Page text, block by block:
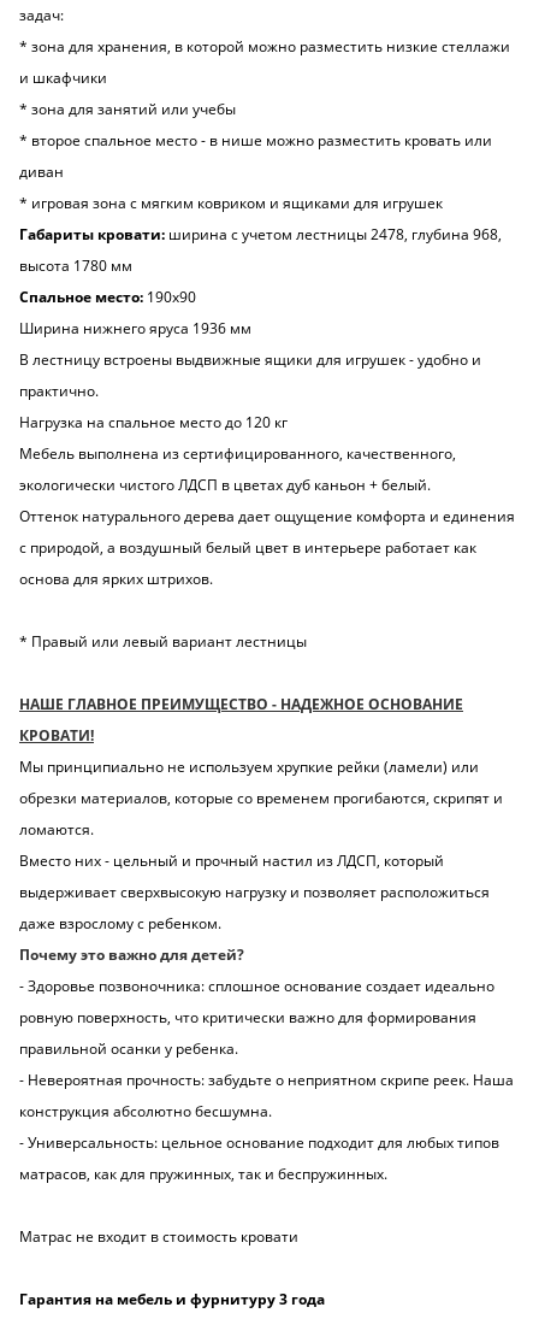
задач:
* зона для хранения, в которой можно разместить низкие стеллажи
и шкафчики
* зона для занятий или учебы
* второе спальное место - в нише можно разместить кровать или
диван
* игровая зона с мягким ковриком и ящиками для игрушек
Габариты кровати: ширина с учетом лестницы 2478, глубина 968,
высота 1780 мм
Спальное место: 190х90
Ширина нижнего яруса 1936 мм
В лестницу встроены выдвижные ящики для игрушек - удобно и
практично.
Нагрузка на спальное место до 120 кг
Мебель выполнена из сертифицированного, качественного,
экологически чистого ЛДСП в цветах дуб каньон + белый.
Оттенок натурального дерева дает ощущение комфорта и единения
с природой, а воздушный белый цвет в интерьере работает как
основа для ярких штрихов.
* Правый или левый вариант лестницы
НАШЕ ГЛАВНОЕ ПРЕИМУЩЕСТВО - НАДЕЖНОЕ ОСНОВАНИЕ
КРОВАТИ!
Мы принципиально не используем хрупкие рейки (ламели) или
обрезки материалов, которые со временем прогибаются, скрипят и
ломаются.
Вместо них - цельный и прочный настил из ЛДСП, который
выдерживает сверхвысокую нагрузку и позволяет расположиться
даже взрослому с ребенком.
Почему это важно для детей?
- Здоровье позвоночника: сплошное основание создает идеально
ровную поверхность, что критически важно для формирования
правильной осанки у ребенка.
- Невероятная прочность: забудьте о неприятном скрипе реек. Наша
конструкция абсолютно бесшумна.
- Универсальность: цельное основание подходит для любых типов
матрасов, как для пружинных, так и беспружинных.
Матрас не входит в стоимость кровати
Гарантия на мебель и фурнитуру 3 года